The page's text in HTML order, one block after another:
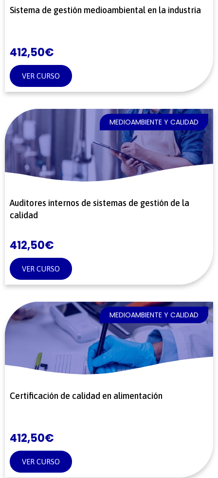
Sistema de gestión medioambiental en la industria
412,50€
VER CURSO
MEDIOAMBIENTE Y CALIDAD
Auditores internos de sistemas de gestión de la
calidad
412,50€
VER CURSO
MEDIOAMBIENTE Y CALIDAD
Certificación de calidad en alimentación
412,50€
VER CURSO